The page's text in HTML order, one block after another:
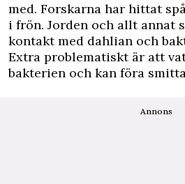
med. Forskarna har hittat
i frön. Jorden och allt annat
kontakt med dahlian och
Extra problematiskt är att
bakterien och kan föra
Annons